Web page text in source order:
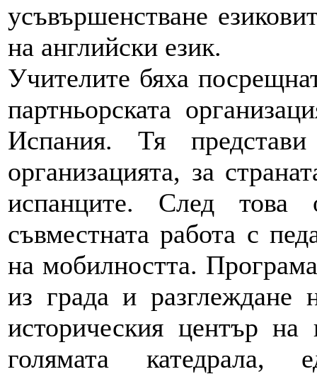
усъвършенстване
на английски език.
Учителите бяха
партньорската
Испания. Тя
организацията, за
испанците. След това
съвместната работа с
на мобилността.
из града и разглеждане
историческия център
голямата катедрала,